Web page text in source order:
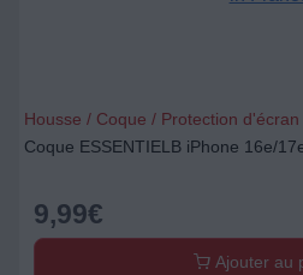
Housse / Coque / Protection d'écran
Coque ESSENTIELB iPhone 16e/
9,99€
Ajouter au